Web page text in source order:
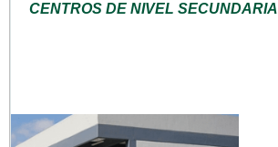
CENTROS DE NIVEL SECUNDARIA